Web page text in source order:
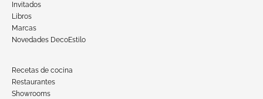
Invitados
Libros
Marcas
Novedades DecoEstilo
Recetas de cocina
Restaurantes
Showrooms